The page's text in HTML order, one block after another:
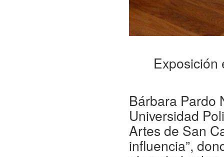
Exposición
Bárbara Pardo
Universidad
Artes de San
influencia”,